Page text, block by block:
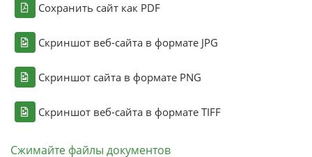
Сохранить сайт как PDF
Скриншот веб-сайта в формате JPG
Скриншот сайта в формате PNG
Скриншот веб-сайта в формате TIFF
Сжимайте файлы документов